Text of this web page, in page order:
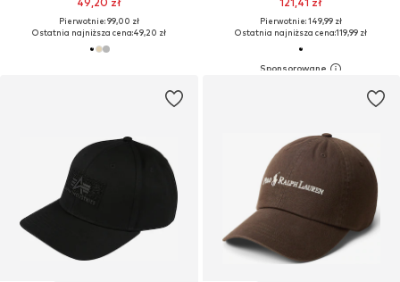
Pierwotnie: 99,00 zł
Ostatnia najniższa cena:49,20 zł
Pierwotnie: 149,99 zł
Ostatnia najniższa cena:119,99 zł